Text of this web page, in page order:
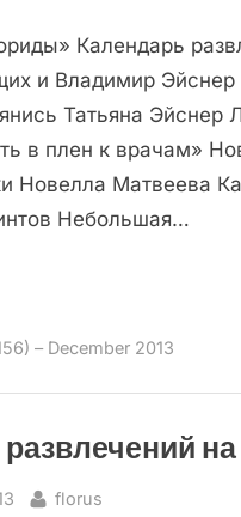
Календарь
и Владимир
Татьяна
в плен к врачам»
Новелла Матвеева
Небольшая…
– December 2013
By
florus